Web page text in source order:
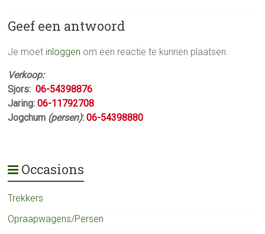
Geef een antwoord
Je moet inloggen om een reactie te kunnen plaatsen.
Verkoop:
Sjors:06-54398876
Jaring:06-11792708
Jogchum (persen): 06-54398880
Occasions
Trekkers
Opraapwagens/Persen